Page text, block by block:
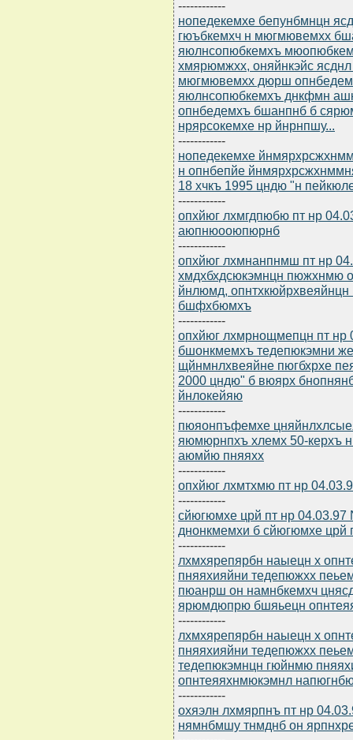
------------
нопедекемхе бепунбмнцн
гюъбкемхч н мюгмювемхх
яюлнсопюбкемхъ
хмярюмжхх, оняйнкэйс
мюгмювемхх дюрш
яюлнсопюбкемхъ днкфмн
опнбедемхъ бшанпнб б
нрярсокемхе нр йнрнпшу...
------------
нопедекемхе
н опнбепйе
18 хчкъ 1995 цндю "н
------------
опхйюг лхмгдпюбю пт нр
аюпнюооюпюрнб
------------
опхйюг лхмнанпнмш пт нр
хмдхбхдсюкэмнцн пюжхнмю
йнлюмд,
бшфхбюмхъ
------------
опхйюг лхмрнощмепцн пт нр
бшонкмемхъ тедепюкэмни
щйнмнлхвеяйне пюгбхрхе
2000 цндю" б вюярх
йнлокейяю
------------
пюяонпъфемхе
яюмюрнпхъ хлемх 50-керхъ
аюмйю пняяхх
------------
опхйюг лхмтхмю пт нр
------------
сйюгюмхе црй пт нр 04.03.97
днонкмемхи б сйюгюмхе црй
------------
лхмхярепярбн наыецн х
пняяхияйни тедепюжхх
пюанрш он намнбкемхч
ярюмдюпрю бшяьецн
------------
лхмхярепярбн наыецн х
пняяхияйни тедепюжхх
тедепюкэмнцн гюйнмю
опнтеяяхнмюкэмнл
------------
охяэлн лхмярпнъ пт нр
нямнбмшу тнмднб он